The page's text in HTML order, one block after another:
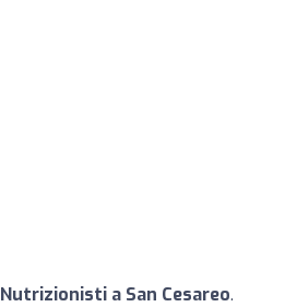
Nutrizionisti a San Cesareo.